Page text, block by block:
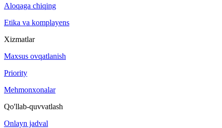
Aloqaga chiqing
Etika va komplayens
Xizmatlar
Maxsus ovqatlanish
Priority
Mehmonxonalar
Qo'llab-quvvatlash
Onlayn jadval